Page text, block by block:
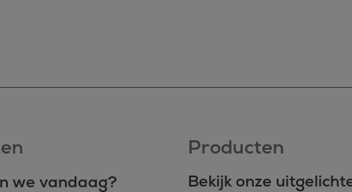
we vandaag?
Producten
Bekijk onze